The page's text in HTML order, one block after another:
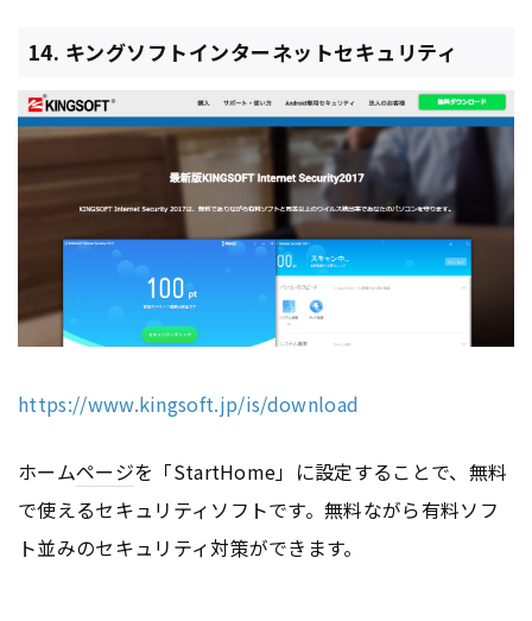
14. キングソフトインターネットセキュリティ
https://www.kingsoft.jp/is/download
ホームページを「StartHome」に設定することで、無料
で使えるセキュリティソフトです。無料ながら有料ソフ
ト並みのセキュリティ対策ができます。